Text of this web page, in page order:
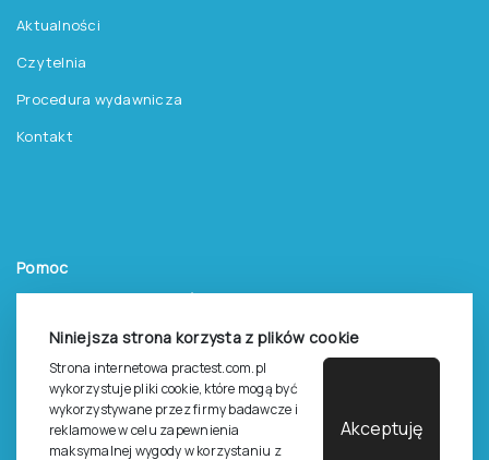
Niniejsza strona korzysta z plików cookie
Strona internetowa practest.com.pl
wykorzystuje pliki cookie, które mogą być
wykorzystywane przez firmy badawcze i
reklamowe w celu zapewnienia
maksymalnej wygody w korzystaniu z
Akceptuję
Aktualności
Czytelnia
Procedura wydawnicza
Kontakt
Pomoc
Zasady dostępu do testów
Zasady sprzedaży testów i książek
Zasady sprzedaży e-testów
Cennik i katalog
Zasady zapisów na szkolenia